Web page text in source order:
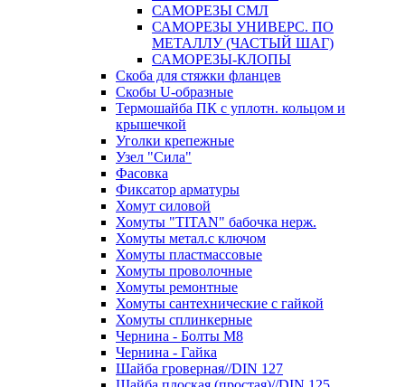
САМОРЕЗЫ СМЛ
САМОРЕЗЫ УНИВЕРС. ПО
МЕТАЛЛУ (ЧАСТЫЙ ШАГ)
САМОРЕЗЫ-КЛОПЫ
Скоба для стяжки фланцев
Скобы U-образные
Термошайба ПК с уплотн. кольцом и
крышечкой
Уголки крепежные
Узел "Сила"
Фасовка
Фиксатор арматуры
Хомут силовой
Хомуты "TITAN" бабочка нерж.
Хомуты метал.с ключом
Хомуты пластмассовые
Хомуты проволочные
Хомуты ремонтные
Хомуты сантехнические с гайкой
Хомуты сплинкерные
Чернина - Болты М8
Чернина - Гайка
Шайба гроверная//DIN 127